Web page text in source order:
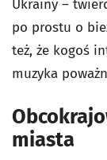
Ukrainy –
po prostu o
też, że kogoś
muzyka
miasta